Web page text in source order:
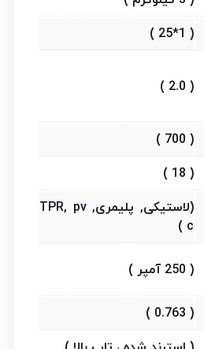
( 1*25 )
( 2.0 )
( 700 )
( 18 )
(لاستیکی, پلیمری, TPR, pv
c )
( 250 آمپر )
( 0.763 )